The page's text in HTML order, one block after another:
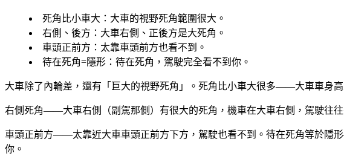
死角比小車大 ：大車的視野死角範圍很大。
右側、後方 ：大車右側、正後方是大死角。
車頭正前方 ：太靠車頭前方也看不到。
待在死角=隱形 ：待在死角，駕駛完全看不到你。
大車除了內輪差，還有「巨大的視野死角」。死角比小車大很多——大車車身
右側死角——大車右側（副駕那側）有很大的死角，機車在大車右側，駕駛往
車頭正前方——太靠近大車車頭正前方下方，駕駛也看不到。待在死角等於隱
你。